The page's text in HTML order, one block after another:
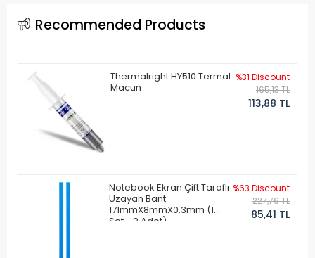
Recommended Products
Thermalright HY510 Termal
Macun
%31 Discount
165,13 TL
113,88 TL
Notebook Ekran Çift Taraflı
Uzayan Bant
171mmX8mmX0.3mm (1
Set - 2 Adet)
%63 Discount
227,76 TL
85,41 TL